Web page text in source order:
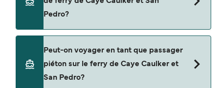
Caribbean Sprinter
San Pedro Belize Express Water Taxi
Pedro?
consultez notre page d'offres pour consulter les
dernières promotions disponibles.
Peut-on voyager en tant que passager
piéton sur le ferry de Caye Caulker et
San Pedro?